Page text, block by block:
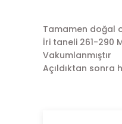
Tamamen doğal
İri taneli 261-290
Vakumlanmıştır
Açıldıktan sonra